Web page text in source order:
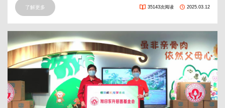
了解更多 35143次阅读 2025.03.12